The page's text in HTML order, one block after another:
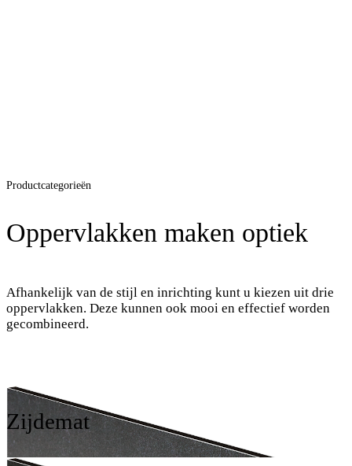
Productcategorieën
Oppervlakken maken optiek
Afhankelijk van de stijl en inrichting kunt u kiezen uit drie
oppervlakken. Deze kunnen ook mooi en effectief worden
gecombineerd.
Zijdemat